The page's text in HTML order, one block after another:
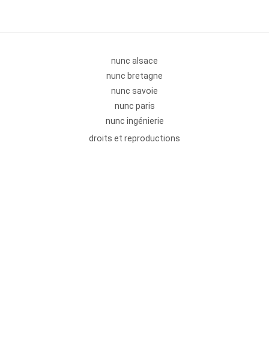
nunc alsace
nunc bretagne
nunc savoie
nunc paris
nunc ingénierie
droits et reproductions